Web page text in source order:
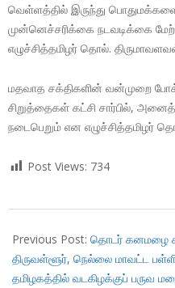
வெள்ளத்தில் இருந்து
முன்னெச்சரிக்கை நடவடிக்கை
எழுச்சித்தமிழர் தொல்.
மதவாத சக்திகளின் வன்முறை
சிறுத்தைகள் கட்சி சார்பில்,
நடைபெறும் என எழுச்சித்தமிழர்
Post Views: 734
11-
02
Previous Post: தொடர் கனமழை
திருவள்ளூர், நெல்லை மாவட்ட
தமிழகத்தில் வடகிழக்குப் பருவ